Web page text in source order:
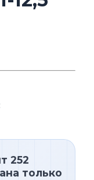
252
только